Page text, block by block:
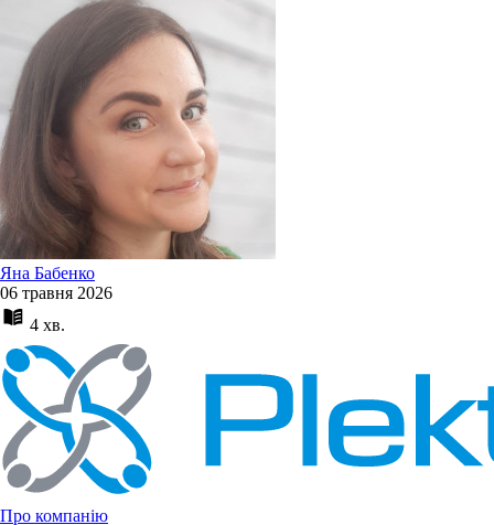
Яна Бабенко
06 травня 2026
4 хв.
Про компанію